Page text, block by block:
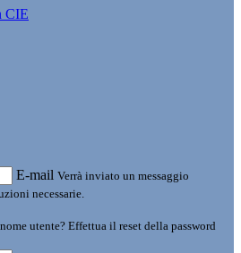
CIE
E-mail Verrà inviato un messaggio
necessarie.
utente? Effettua il reset della password